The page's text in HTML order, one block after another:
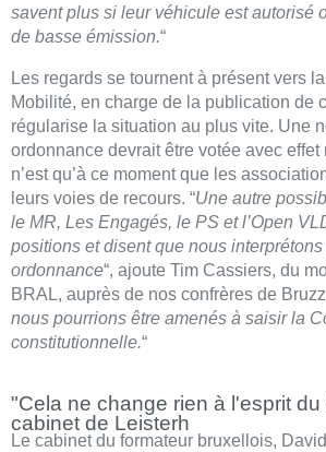
savent plus si leur véhicule est autorisé
de basse émission.“
Les regards se tournent à présent vers
Mobilité, en charge de la publication de
régularise la situation au plus vite. Une
ordonnance devrait être votée avec effet
n’est qu’à ce moment que les
leurs voies de recours. “Une autre
le MR, Les Engagés, le PS et l’Open
positions et disent que nous
ordonnance“, ajoute Tim Cassiers, du
BRAL, auprès de nos confrères de
nous pourrions être amenés à saisir la
constitutionnelle.“
"Cela ne change rien à l'esprit du
cabinet de Leisterh
Le cabinet du formateur bruxellois,